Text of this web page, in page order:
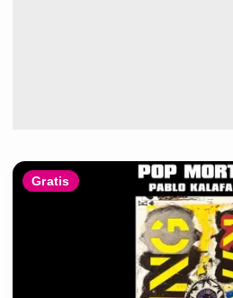
Gratis